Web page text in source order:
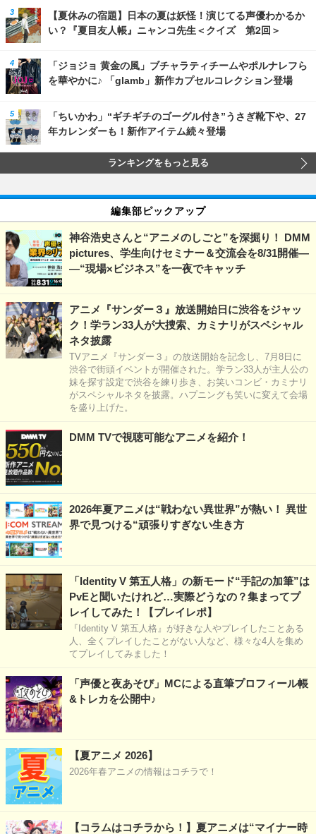
【夏休みの宿題】日本の夏は妖怪！演じてる声優わかるか
い？『夏目友人帳』ニャンコ先生＜クイズ 第2回＞
「ジョジョ 黄金の風」ブチャラティチームやポルナレフら
を華やかに♪ 「glamb」新作カプセルコレクション登場
「ちいかわ」“ギチギチのゴーグル付き”うさぎ靴下や、27
年カレンダーも！新作アイテム続々登場
ランキングをもっと見る
編集部ピックアップ
神谷浩史さんと“アニメのしごと”を深掘り！ DMM
pictures、学生向けセミナー＆交流会を8/31開催―
―“現場×ビジネス”を一夜でキャッチ
アニメ『サンダー３』放送開始日に渋谷をジャッ
ク！学ラン33人が大捜索、カミナリがスペシャル
ネタ披露
TVアニメ『サンダー３』の放送開始を記念し、7月8日に
渋谷で街頭イベントが開催された。学ラン33人が主人公の
妹を探す設定で渋谷を練り歩き、お笑いコンビ・カミナリ
がスペシャルネタを披露。ハプニングも笑いに変えて会場
を盛り上げた。
DMM TVで視聴可能なアニメを紹介！
2026年夏アニメは“戦わない異世界”が熱い！ 異世
界で見つける“頑張りすぎない生き方
「Identity V 第五人格」の新モード“手記の加筆”は
PvEと聞いたけれど…実際どうなの？集まってプ
レイしてみた！【プレイレポ】
『Identity V 第五人格』が好きな人やプレイしたことある
人、全くプレイしたことがない人など、様々な4人を集め
てプレイしてみました！
「声優と夜あそび」MCによる直筆プロフィール帳
&トレカを公開中♪
【夏アニメ 2026】
2026年春アニメの情報はコチラで！
【コラムはコチラから！】夏アニメは“マイナー時